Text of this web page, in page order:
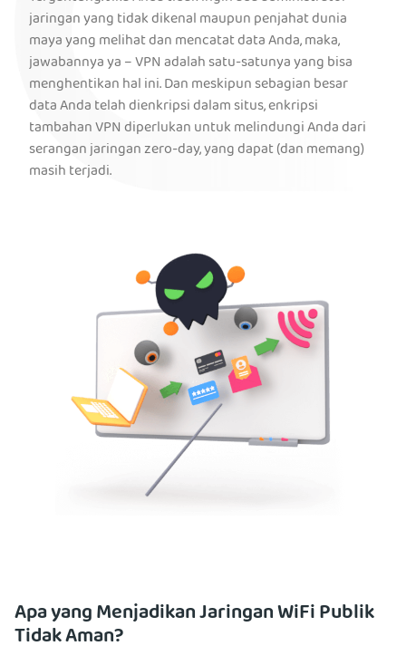
jaringan yang tidak dikenal maupun penjahat dunia
maya yang melihat dan mencatat data Anda, maka,
jawabannya ya – VPN adalah satu-satunya yang bisa
menghentikan hal ini. Dan meskipun sebagian besar
data Anda telah dienkripsi dalam situs, enkripsi
tambahan VPN diperlukan untuk melindungi Anda dari
serangan jaringan zero-day, yang dapat (dan memang)
masih terjadi.
Apa yang Menjadikan Jaringan WiFi Publik
Tidak Aman?